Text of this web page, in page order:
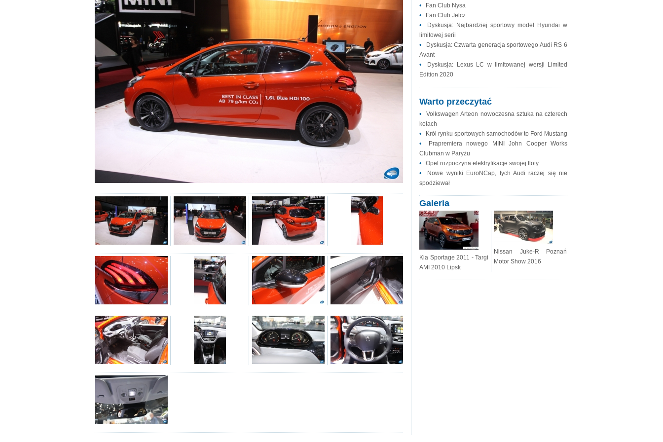
• Fan Club Nysa
• Fan Club Jelcz
•
Dyskusja: Najbardziej sportowy model Hyundai w
limitowej serii
•
Dyskusja: Czwarta generacja sportowego Audi RS 6
Avant
•
Dyskusja: Lexus LC w limitowanej wersji Limited
Edition 2020
Warto przeczytać
•
Volkswagen Arteon nowoczesna sztuka na czterech
kołach
• Król rynku sportowych samochodów to Ford Mustang
•
Prapremiera nowego MINI John Cooper Works
Clubman w Paryżu
• Opel rozpoczyna elektryfikacje swojej floty
•
Nowe wyniki EuroNCap, tych Audi raczej się nie
spodziewał
Galeria
Kia Sportage 2011 - Targi
AMI 2010 Lipsk
Nissan Juke-R Poznań
Motor Show 2016